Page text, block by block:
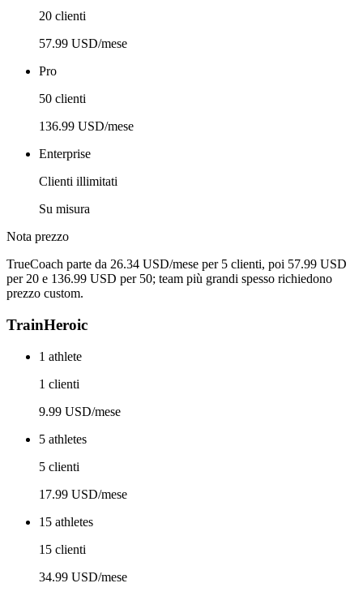
20 clienti
57.99 USD/mese
Pro
50 clienti
136.99 USD/mese
Enterprise
Clienti illimitati
Su misura
Nota prezzo
TrueCoach parte da 26.34 USD/mese per 5 clienti, poi 57.99 USD
per 20 e 136.99 USD per 50; team più grandi spesso richiedono
prezzo custom.
TrainHeroic
1 athlete
1 clienti
9.99 USD/mese
5 athletes
5 clienti
17.99 USD/mese
15 athletes
15 clienti
34.99 USD/mese